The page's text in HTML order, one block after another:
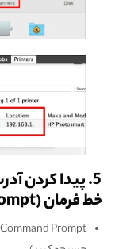
خط فرمان (Command Prompt) در ویندوز